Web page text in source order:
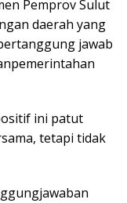
Pemprov Sulut
daerah yang
jawab
ini patut
tetapi tidak